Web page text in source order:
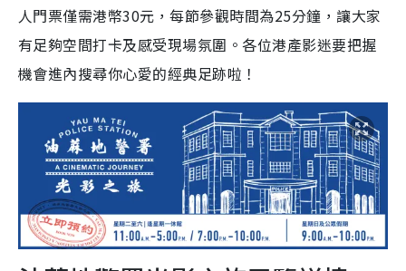
人門票僅需港幣30元，每節參觀時間為25分鐘，讓大家
有足夠空間打卡及感受現場氛圍。各位港產影迷要把握
機會進內搜尋你心愛的經典足跡啦！